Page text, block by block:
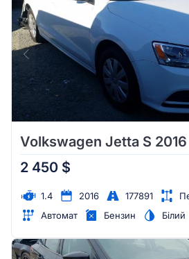
Volkswagen Jetta S 2016
2 450 $
1.4 2016 177891
Автомат
Бензин Білий